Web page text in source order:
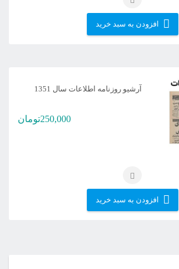
افزودن به سبد خرید
آرشیو روزنامه اطلاعات سال 1351
250,000تومان
افزودن به سبد خرید